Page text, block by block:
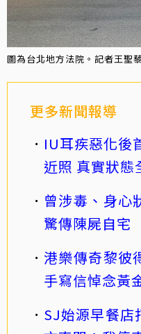
圖為台北地方法院。記者王聖
更多新聞報導
IU耳疾惡化後
近照 真實狀態
曾涉毒、身心
驚傳陳屍自宅
港樂傳奇黎彼
手寫信悼念黃
SJ始源早餐店